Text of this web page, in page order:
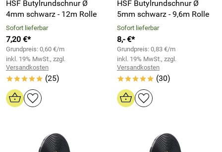
HSF Butylrundschnur Ø
4mm schwarz - 12m Rolle
Sofort lieferbar
7,20 €*
Grundpreis: 0,60 €/m
inkl. 19% MwSt., zzgl.
Versandkosten
***** (25)
HSF Butylrundschnur Ø
5mm schwarz - 9,6m Rolle
Sofort lieferbar
8,- €*
Grundpreis: 0,83 €/m
inkl. 19% MwSt., zzgl.
Versandkosten
***** (30)